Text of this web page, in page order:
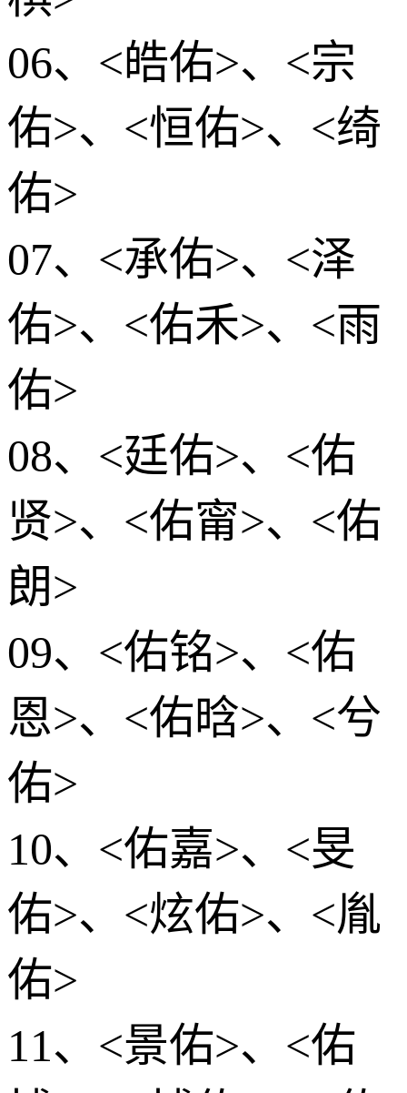
06、<皓佑>、<宗
佑>、<恒佑>、<绮
佑>
07、<承佑>、<泽
佑>、<佑禾>、<雨
佑>
08、<廷佑>、<佑
贤>、<佑甯>、<佑
朗>
09、<佑铭>、<佑
恩>、<佑晗>、<兮
佑>
10、<佑嘉>、<旻
佑>、<炫佑>、<胤
佑>
11、<景佑>、<佑